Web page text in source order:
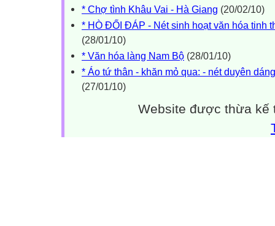
* Chợ tình Khâu Vai - Hà Giang (20/02/10)
* HÒ ĐỐI ĐÁP - Nét sinh hoạt văn hóa tinh
(28/01/10)
* Văn hóa làng Nam Bộ (28/01/10)
* Áo tứ thân - khăn mỏ qua: - nét duyên
(27/01/10)
Website được thừa